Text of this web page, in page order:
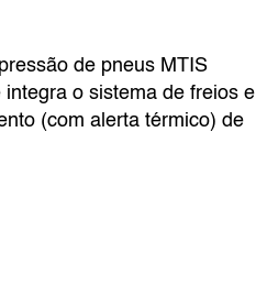
de pneus MTIS
o sistema de freios e
(com alerta térmico) de